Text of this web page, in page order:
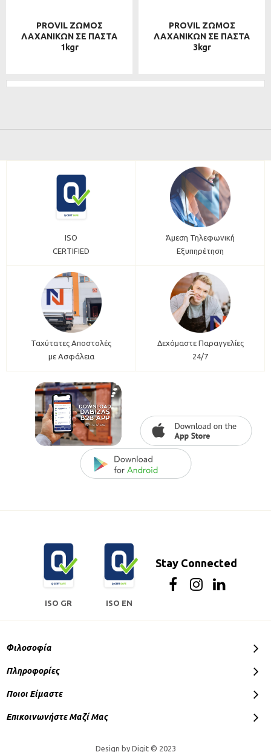
PROVIL ΖΩΜΟΣ
ΛΑΧΑΝΙΚΩΝ ΣΕ ΠΑΣΤΑ
1kgr
PROVIL ΖΩΜΟΣ
ΛΑΧΑΝΙΚΩΝ ΣΕ ΠΑΣΤΑ
3kgr
ISO
CERTIFIED
Άμεση Τηλεφωνική
Εξυπηρέτηση
Ταχύτατες Αποστολές
με Ασφάλεια
Δεχόμαστε Παραγγελίες
24/7
ISO GR ISO EN
Stay Connected
Φιλοσοφία
Πληροφορίες
Ποιοι Είμαστε
Επικοινωνήστε Μαζί Μας
Design by Digit © 2023